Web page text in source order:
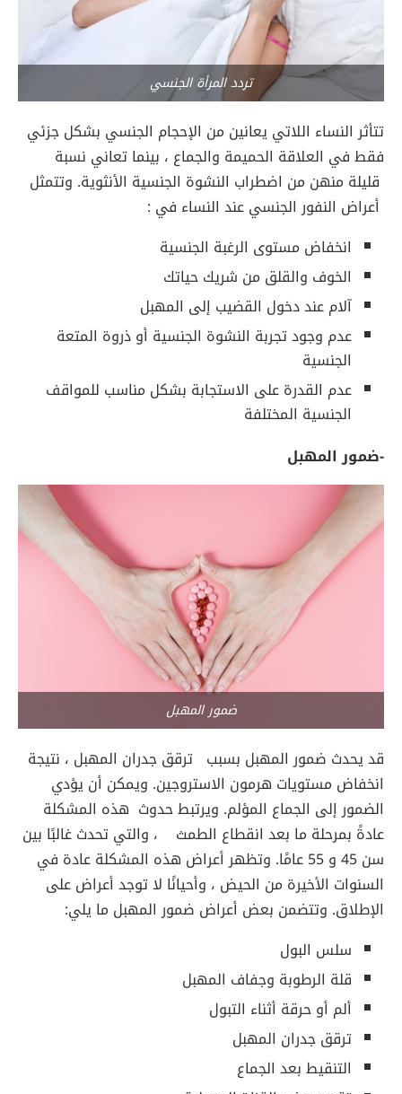
تردد المرأة الجنسي
تتأثر النساء اللاتي يعانين من الإحجام الجنسي بشكل جزئي
فقط في العلاقة الحميمة والجماع ، بينما تعاني نسبة
قليلة منهن من اضطراب النشوة الجنسية الأنثوية. وتتمثل
أعراض النفور الجنسي عند النساء في :
انخفاض مستوى الرغبة الجنسية
الخوف والقلق من شريك حياتك
آلام عند دخول القضيب إلى المهبل
عدم وجود تجربة النشوة الجنسية أو ذروة المتعة
الجنسية
عدم القدرة على الاستجابة بشكل مناسب للمواقف
الجنسية المختلفة
-ضمور المهبل
ضمور المهبل
قد يحدث ضمور المهبل بسبب ترقق جدران المهبل ، نتيجة
انخفاض مستويات هرمون الاستروجين. ويمكن أن يؤدي
الضمور إلى الجماع المؤلم. ويرتبط حدوث هذه المشكلة
عادةً بمرحلة ما بعد انقطاع الطمث ، والتي تحدث غالبًا بين
سن 45 و 55 عامًا. وتظهر أعراض هذه المشكلة عادة في
السنوات الأخيرة من الحيض ، وأحيانًا لا توجد أعراض على
الإطلاق. وتتضمن بعض أعراض ضمور المهبل ما يلي:
سلس البول
قلة الرطوبة وجفاف المهبل
ألم أو حرقة أثناء التبول
ترقق جدران المهبل
التنقيط بعد الجماع